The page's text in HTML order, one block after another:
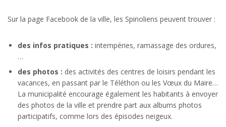
Sur la page Facebook de la ville, les Spinoliens peuvent trouver :
des infos pratiques : intempéries, ramassage des ordures,
…
des photos : des activités des centres de loisirs pendant les
vacances, en passant par le Téléthon ou les Vœux du Maire…
La municipalité encourage également les habitants à envoyer
des photos de la ville et prendre part aux albums photos
participatifs, comme lors des épisodes neigeux.